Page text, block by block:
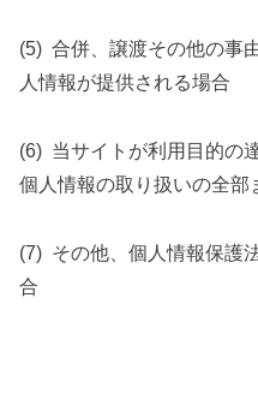
(5) 合併、譲渡その他の事
人情報が提供される場合
(6) 当サイトが利用目的の
個人情報の取り扱いの全部
(7) その他、個人情報保護
合